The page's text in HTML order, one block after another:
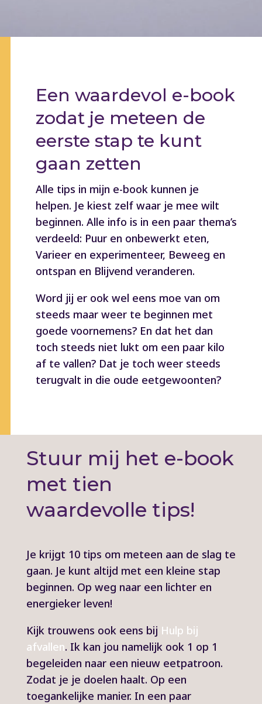
Een waardevol e-book
zodat je meteen de
eerste stap te kunt
gaan zetten
Alle tips in mijn e-book kunnen je
helpen. Je kiest zelf waar je mee wilt
beginnen. Alle info is in een paar thema’s
verdeeld: Puur en onbewerkt eten,
Varieer en experimenteer, Beweeg en
ontspan en Blijvend veranderen.
Word jij er ook wel eens moe van om
steeds maar weer te beginnen met
goede voornemens? En dat het dan
toch steeds niet lukt om een paar kilo
af te vallen? Dat je toch weer steeds
terugvalt in die oude eetgewoonten?
Stuur mij het e-book
met tien
waardevolle tips!
Je krijgt 10 tips om meteen aan de slag te
gaan. Je kunt altijd met een kleine stap
beginnen. Op weg naar een lichter en
energieker leven!
Kijk trouwens ook eens bij Hulp bij
afvallen. Ik kan jou namelijk ook 1 op 1
begeleiden naar een nieuw eetpatroon.
Zodat je je doelen haalt. Op een
toegankelijke manier. In een paar